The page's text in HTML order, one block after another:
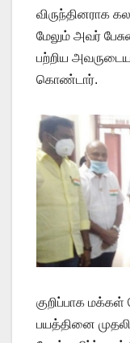
விருந்தினராக
மேலும் அவர்
பற்றிய
கொண்டார்.
குறிப்பாக
பயத்தினை